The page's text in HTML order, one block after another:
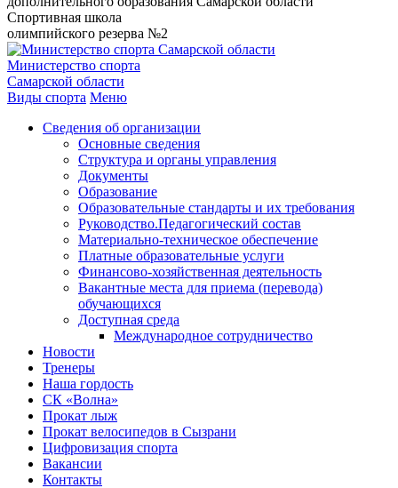
Спортивная школа
олимпийского резерва №2
Министерство спорта
Самарской области
Виды спорта Меню
Сведения об организации
Основные сведения
Структура и органы управления
Документы
Образование
Образовательные стандарты и их требования
Руководство.Педагогический состав
Материально-техническое обеспечение
Платные образовательные услуги
Финансово-хозяйственная деятельность
Вакантные места для приема (перевода)
обучающихся
Доступная среда
Международное сотрудничество
Новости
Тренеры
Наша гордость
СК «Волна»
Прокат лыж
Прокат велосипедов в Сызрани
Цифровизация спорта
Вакансии
Контакты